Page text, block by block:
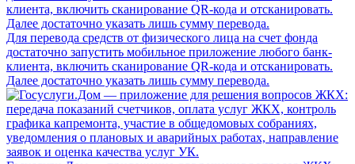
Для перевода средств от физического лица на счет фонда
достаточно запустить мобильное приложение любого банк-
клиента, включить сканирование QR-кода и отсканировать.
Далее достаточно указать лишь сумму перевода.